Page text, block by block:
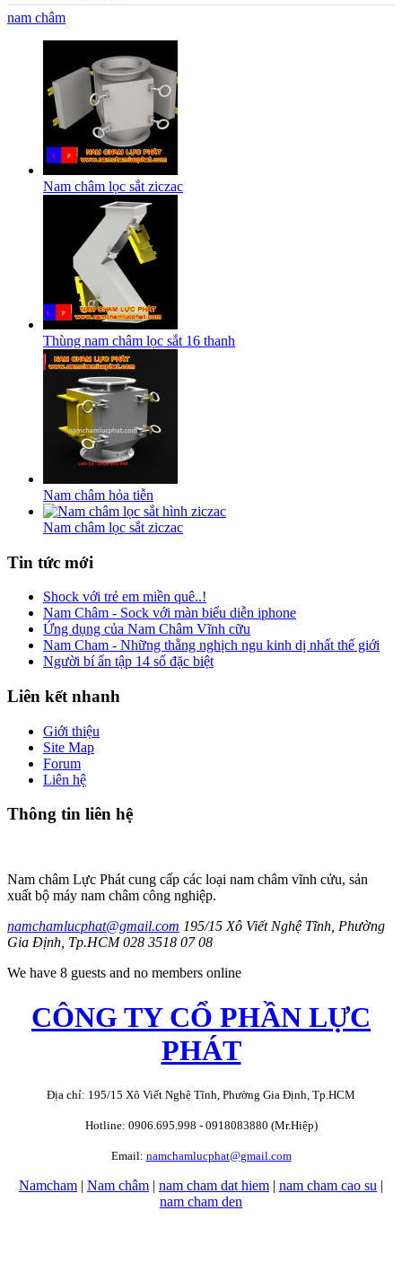
nam châm
Nam châm lọc sắt ziczac
Thùng nam châm lọc sắt 16 thanh
Nam châm hỏa tiễn
Nam châm lọc sắt ziczac
Tin tức mới
Shock với trẻ em miền quê..!
Nam Châm - Sock với màn biểu diễn iphone
Ứng dụng của Nam Châm Vĩnh cữu
Nam Cham - Những thằng nghịch ngu kinh dị nhất thế giới
Người bí ẩn tập 14 số đặc biệt
Liên kết nhanh
Giới thiệu
Site Map
Forum
Liên hệ
Thông tin liên hệ
Nam châm Lực Phát cung cấp các loại nam châm vĩnh cửu, sản
xuất bộ máy nam châm công nghiệp.
namchamlucphat@gmail.com 195/15 Xô Viết Nghệ Tĩnh, Phường
Gia Định, Tp.HCM 028 3518 07 08
We have 8 guests and no members online
CÔNG TY CỔ PHẦN LỰC
PHÁT
Địa chỉ: 195/15 Xô Viết Nghệ Tĩnh, Phường Gia Định, Tp.HCM
Hotline: 0906.695.998 - 0918083880 (Mr.Hiệp)
Email: namchamlucphat@gmail.com
Namcham | Nam châm | nam cham dat hiem | nam cham cao su |
nam cham den